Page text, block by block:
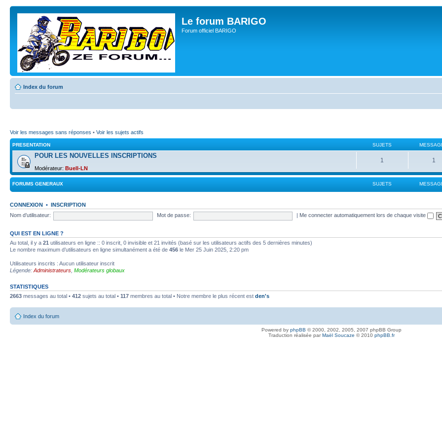
Le forum BARIGO
Forum officiel BARIGO
Index du forum
Voir les messages sans réponses • Voir les sujets actifs
PRESENTATION SUJETS
POUR LES NOUVELLES INSCRIPTIONS
Modérateur: Buell-LN
1 1
FORUMS GENERAUX SUJETS
CONNEXION • INSCRIPTION
Nom d’utilisateur:
Mot de passe: Me connecter automatiquement lors de chaque visite
QUI EST EN LIGNE ?
Au total, il y a 21 utilisateurs en ligne :: 0 inscrit, 0 invisible et 21 invités (basé sur les utilisateurs actifs des 5 dernières minutes)
Le nombre maximum d’utilisateurs en ligne simultanément a été de 456 le Mer 25 Juin 2025, 2:20 pm
Utilisateurs inscrits : Aucun utilisateur inscrit
Légende: Administrateurs Modérateurs globaux
STATISTIQUES
2663 messages au total • 412 sujets au total • 117 membres au total • Notre membre le plus récent est den's
Index du forum
Powered by phpBB © 2000, 2002, 2005, 2007 phpBB Group
Traduction réalisée parMaël Soucaze © 2010 phpBB.fr